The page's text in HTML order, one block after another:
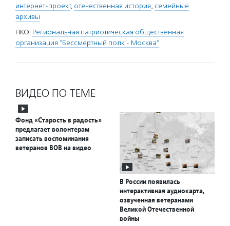
интернет-проект, отечественная история, семейные
архивы
НКО: Региональная патриотическая общественная
организация "Бессмертный полк - Москва"
ВИДЕО ПО ТЕМЕ
Фонд «Старость в радость»
предлагает волонтерам
записать воспоминания
ветеранов ВОВ на видео
В России появилась
интерактивная аудиокарта,
озвученная ветеранами
Великой Отечественной
войны